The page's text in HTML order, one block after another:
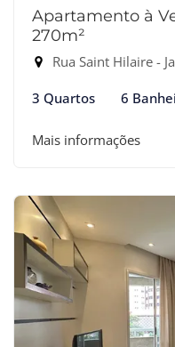
Apartamento à
270m²
Rua Saint Hilaire -
3 Quartos 6
Mais informações